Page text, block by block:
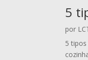
5
por
5